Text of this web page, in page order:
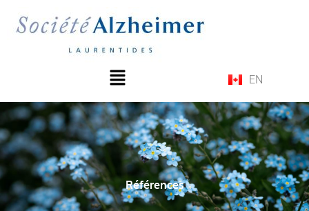
Menu
EN
Références